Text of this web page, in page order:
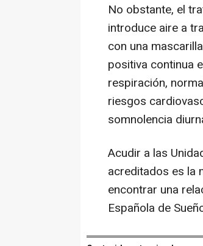
No obstante, el
introduce aire a
con una
positiva continua
respiración,
riesgos
somnolencia
Acudir a las
acreditados es la
encontrar una
Española de